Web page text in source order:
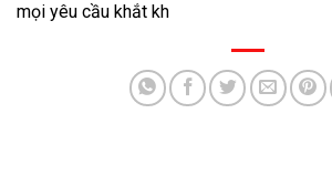
mọi yêu cầu khắt kh